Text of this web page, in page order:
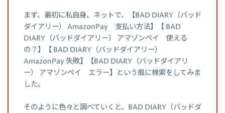
まず、最初に私自身、ネットで、【BAD DIARY（バッド
ダイアリー） AmazonPay 支払い方法】【 BAD
DIARY（バッドダイアリー） アマゾンペイ 使える
の？】【 BAD DIARY（バッドダイアリー）
AmazonPay 失敗】【BAD DIARY（バッドダイアリ
ー） アマゾンペイ エラー】という風に検索をしてみま
した。
そのように色々と調べていくと、BAD DIARY（バッドダ